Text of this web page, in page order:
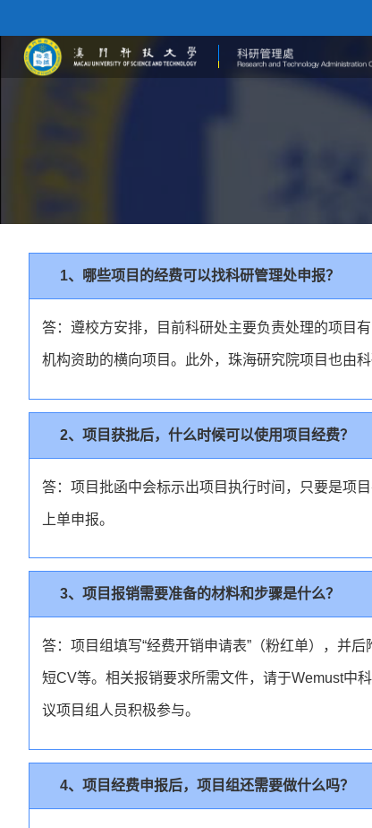
1、哪些项目的经费可以找科研管理处申报？
答：遵校方安排，目前科研处主要负责处理的项目
机构资助的横向项目。此外，珠海研究院项目也由科
2、项目获批后，什么时候可以使用项目经费？
答：项目批函中会标示出项目执行时间，只要是项
上单申报。
3、项目报销需要准备的材料和步骤是什么？
答：项目组填写“经费开销申请表”（粉红单），并
短CV等。相关报销要求所需文件，请于Wemust中
议项目组人员积极参与。
4、项目经费申报后，项目组还需要做什么吗？